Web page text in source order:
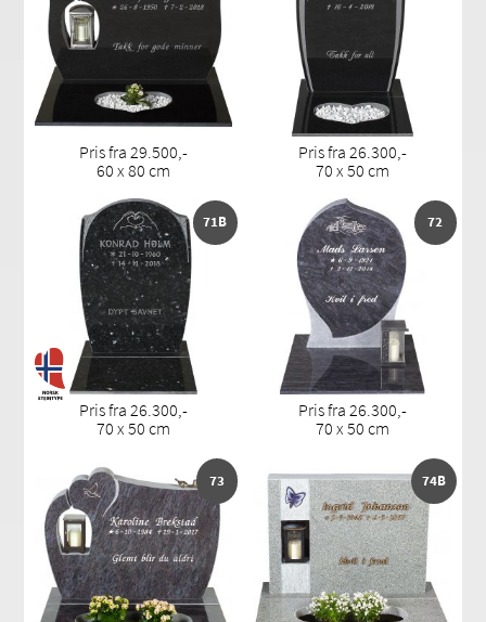
Pris fra 29.500,-
60 x 80 cm
Pris fra 26.300,-
70 x 50 cm
71B
Pris fra 26.300,-
70 x 50 cm
72
Pris fra 26.300,-
70 x 50 cm
73 74B